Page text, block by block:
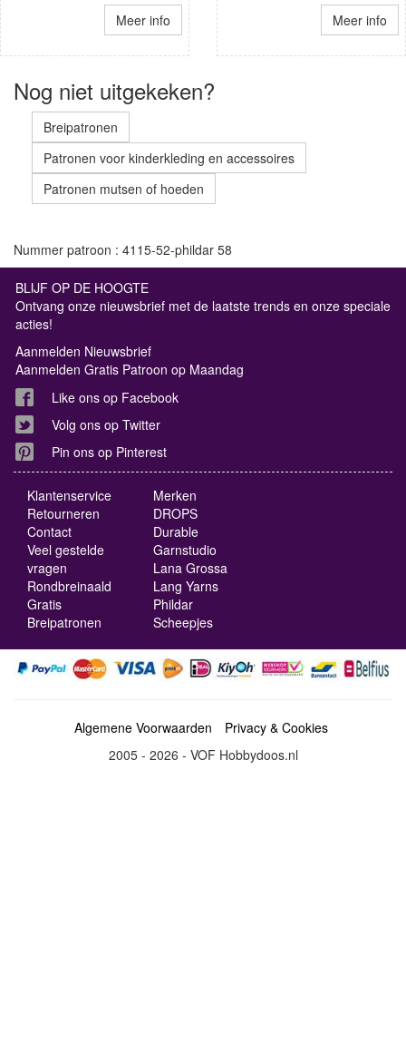
Meer info Meer info
Nog niet uitgekeken?
Breipatronen
Patronen voor kinderkleding en accessoires
Patronen mutsen of hoeden
Nummer patroon : 4115-52-phildar 58
BLIJF OP DE HOOGTE
Ontvang onze nieuwsbrief met de laatste trends en onze speciale
acties!
Aanmelden Nieuwsbrief
Aanmelden Gratis Patroon op Maandag
Like ons op Facebook
Volg ons op Twitter
Pin ons op Pinterest
Klantenservice
Retourneren
Contact
Veel gestelde
vragen
Rondbreinaald
Gratis
Breipatronen
Merken
DROPS
Durable
Garnstudio
Lana Grossa
Lang Yarns
Phildar
Scheepjes
Algemene Voorwaarden
Privacy & Cookies
2005 - 2026 - VOF Hobbydoos.nl